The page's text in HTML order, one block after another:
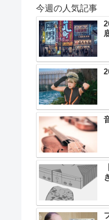
今週の人気記事